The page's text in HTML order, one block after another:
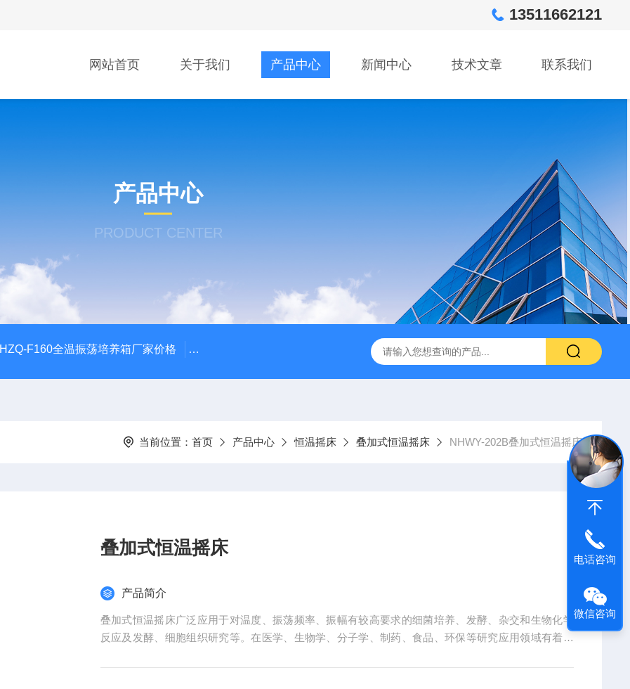
13511662121
网站首页 关于我们 产品中心 新闻中心 技术文章 联系我们
产品中心
PRODUCT CENTER
HZQ-F160全温振荡培养箱厂家价格 GGC-D大型全自动翻转式振荡萃取器 诺基LSHZ-300冷冻水浴恒温振荡器厂家
当前位置： 首页 产品中心 恒温摇床 叠加式恒温摇床 NHWY-202B叠加式恒温摇床
叠加式恒温摇床
产品简介
叠加式恒温摇床广泛应用于对温度、振荡频率、振幅有较高要求的细菌培养、发酵、杂交和生物化学
反应及发酵、细胞组织研究等。在医学、生物学、分子学、制药、食品、环保等研究应用领域有着广
电话咨询
微信咨询